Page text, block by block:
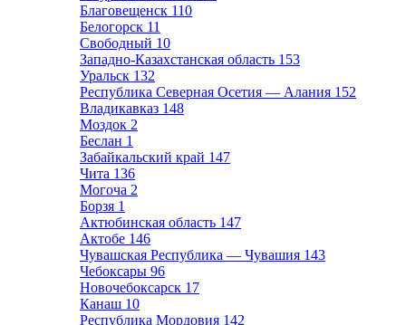
Благовещенск 110
Белогорск 11
Свободный 10
Западно-Казахстанская область 153
Уральск 132
Республика Северная Осетия — Алания 152
Владикавказ 148
Моздок 2
Беслан 1
Забайкальский край 147
Чита 136
Могоча 2
Борзя 1
Актюбинская область 147
Актобе 146
Чувашская Республика — Чувашия 143
Чебоксары 96
Новочебоксарск 17
Канаш 10
Республика Мордовия 142